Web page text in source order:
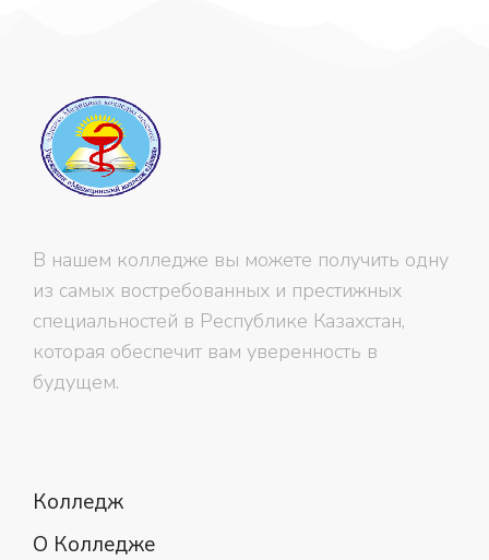
В нашем колледже вы можете получить одну
из самых востребованных и престижных
специальностей в Республике Казахстан,
которая обеспечит вам уверенность в
будущем.
Колледж
О Колледже